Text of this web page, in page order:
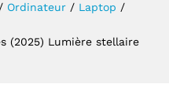
/ Ordinateur / Laptop /
(2025) Lumière stellaire